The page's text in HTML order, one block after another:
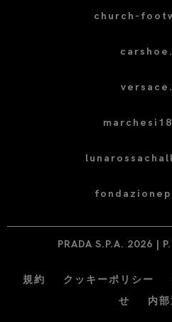
church-
PRADA S.P.A. 2026 |
規約 クッキーポリシー
せ
内